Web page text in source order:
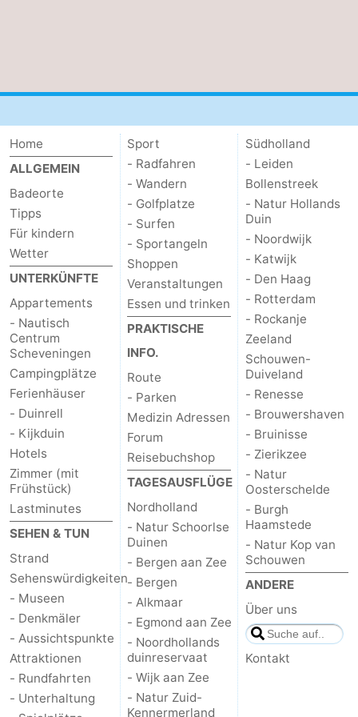
Home
ALLGEMEIN
Badeorte
Tipps
Für kindern
Wetter
UNTERKÜNFTE
Appartements
- Nautisch
Centrum
Scheveningen
Campingplätze
Ferienhäuser
- Duinrell
- Kijkduin
Hotels
Zimmer (mit
Frühstück)
Lastminutes
SEHEN & TUN
Strand
Sehenswürdigkeiten
- Museen
- Denkmäler
- Aussichtspunkte
Attraktionen
- Rundfahrten
- Unterhaltung
Sport
- Radfahren
- Wandern
- Golfplatze
- Surfen
- Sportangeln
Shoppen
Veranstaltungen
Essen und trinken
PRAKTISCHE
INFO.
Route
- Parken
Medizin Adressen
Forum
Reisebuchshop
TAGESAUSFLÜGE
Nordholland
- Natur Schoorlse
Duinen
- Bergen aan Zee
- Bergen
- Alkmaar
- Egmond aan Zee
- Noordhollands
duinreservaat
- Wijk aan Zee
- Natur Zuid-
Kennermerland
Südholland
- Leiden
Bollenstreek
- Natur Hollands
Duin
- Noordwijk
- Katwijk
- Den Haag
- Rotterdam
- Rockanje
Zeeland
Schouwen-
Duiveland
- Renesse
- Brouwershaven
- Bruinisse
- Zierikzee
- Natur
Oosterschelde
- Burgh
Haamstede
- Natur Kop van
Schouwen
ANDERE
Über uns
Kontakt